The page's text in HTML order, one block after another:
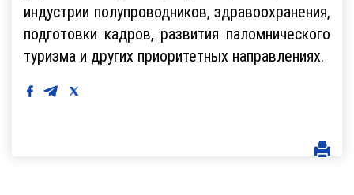
индустрии полупроводников, здравоохранения,
подготовки кадров, развития паломнического
туризма и других приоритетных направлениях.